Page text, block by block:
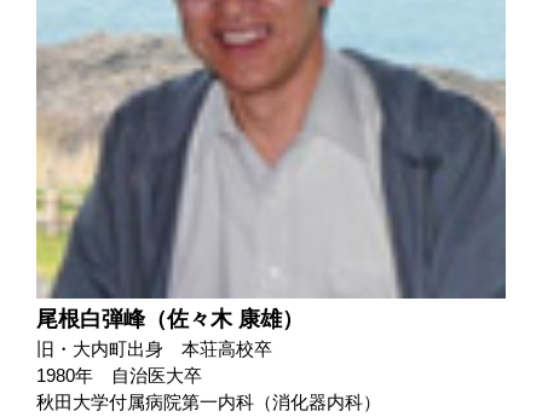
尾根白弾峰（佐々木 康雄）
旧・大内町出身 本荘高校卒
1980年 自治医大卒
秋田大学付属病院第一内科（消化器内科）